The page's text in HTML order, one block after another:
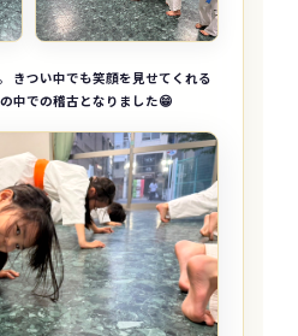
きつい中でも笑顔を見せてくれる
中での稽古となりました😁